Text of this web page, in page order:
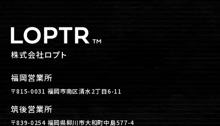
株式会社ロプト
福岡営業所
〒815-0031 福岡市南区清水2丁目6-11
筑後営業所
〒839-0254 福岡県柳川市大和町中島577-4